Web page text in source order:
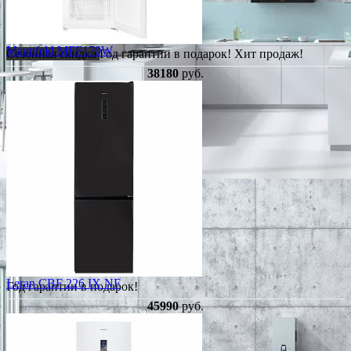
Сезонная скидкаГод гарантии в подарок! Хит продаж!
Maunfeld MFF170W
38180 руб.
Год гарантии в подарок!
Leran CBF 226 IX NF
45990руб.